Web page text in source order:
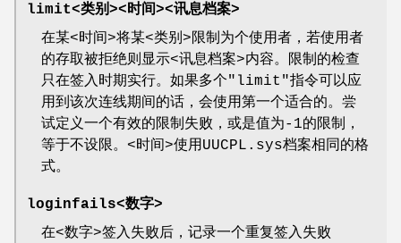
limit<类别><时间><讯息档案>
在某<时间>将某<类别>限制为个使用者，若使用者
的存取被拒绝则显示<讯息档案>内容。限制的检查
只在签入时期实行。如果多个"limit"指令可以应
用到该次连线期间的话，会使用第一个适合的。尝
试定义一个有效的限制失败，或是值为-1的限制，
等于不设限。<时间>使用UUCPL.sys档案相同的格
式。
loginfails<数字>
在<数字>签入失败后，记录一个重复签入失败